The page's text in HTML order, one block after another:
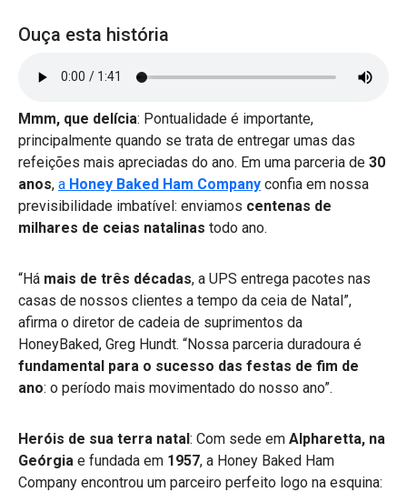
Ouça esta história
Mmm, que delícia: Pontualidade é importante,
principalmente quando se trata de entregar umas das
refeições mais apreciadas do ano. Em uma parceria de 30
anos, a Honey Baked Ham Company confia em nossa
previsibilidade imbatível: enviamos centenas de
milhares de ceias natalinas todo ano.
“Há mais de três décadas, a UPS entrega pacotes nas
casas de nossos clientes a tempo da ceia de Natal”,
afirma o diretor de cadeia de suprimentos da
HoneyBaked, Greg Hundt. “Nossa parceria duradoura é
fundamental para o sucesso das festas de fim de
ano: o período mais movimentado do nosso ano”.
Heróis de sua terra natal: Com sede em Alpharetta, na
Geórgia e fundada em 1957, a Honey Baked Ham
Company encontrou um parceiro perfeito logo na esquina: